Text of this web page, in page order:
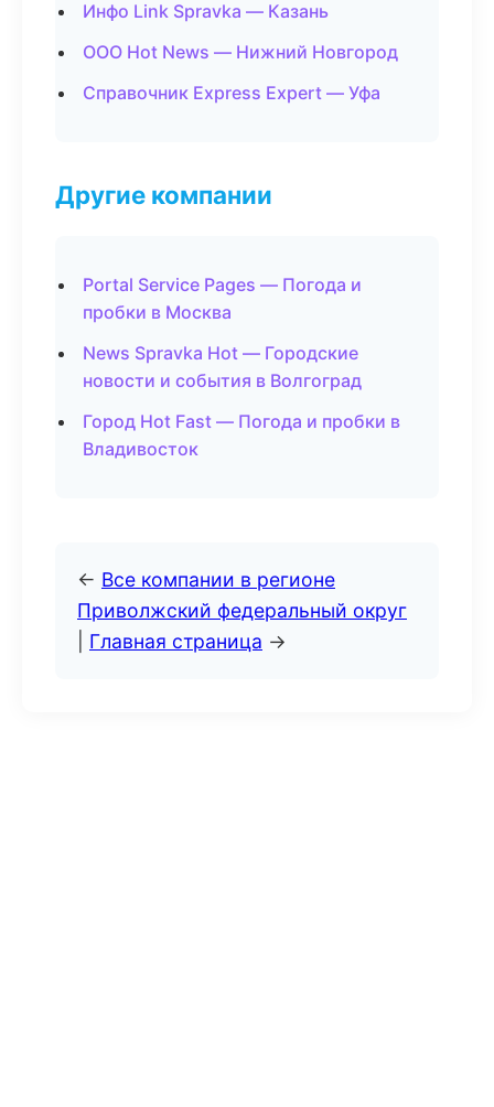
Инфо Link Spravka — Казань
ООО Hot News — Нижний Новгород
Справочник Express Expert — Уфа
Другие компании
Portal Service Pages — Погода и
пробки в Москва
News Spravka Hot — Городские
новости и события в Волгоград
Город Hot Fast — Погода и пробки в
Владивосток
← Все компании в регионе
Приволжский федеральный округ
Главная страница →